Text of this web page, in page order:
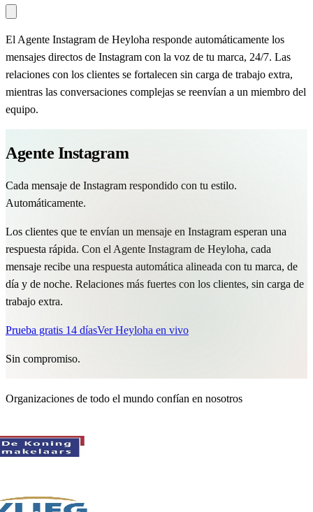
El Agente Instagram de Heyloha responde automáticamente los
mensajes directos de Instagram con la voz de tu marca, 24/7. Las
relaciones con los clientes se fortalecen sin carga de trabajo extra,
mientras las conversaciones complejas se reenvían a un miembro del
equipo.
Agente Instagram
Cada mensaje de Instagram respondido con tu estilo.
Automáticamente.
Los clientes que te envían un mensaje en Instagram esperan una
respuesta rápida. Con el Agente Instagram de Heyloha, cada
mensaje recibe una respuesta automática alineada con tu marca, de
día y de noche. Relaciones más fuertes con los clientes, sin carga de
trabajo extra.
Prueba gratis 14 díasVer Heyloha en vivo
Sin compromiso.
Organizaciones de todo el mundo confían en nosotros